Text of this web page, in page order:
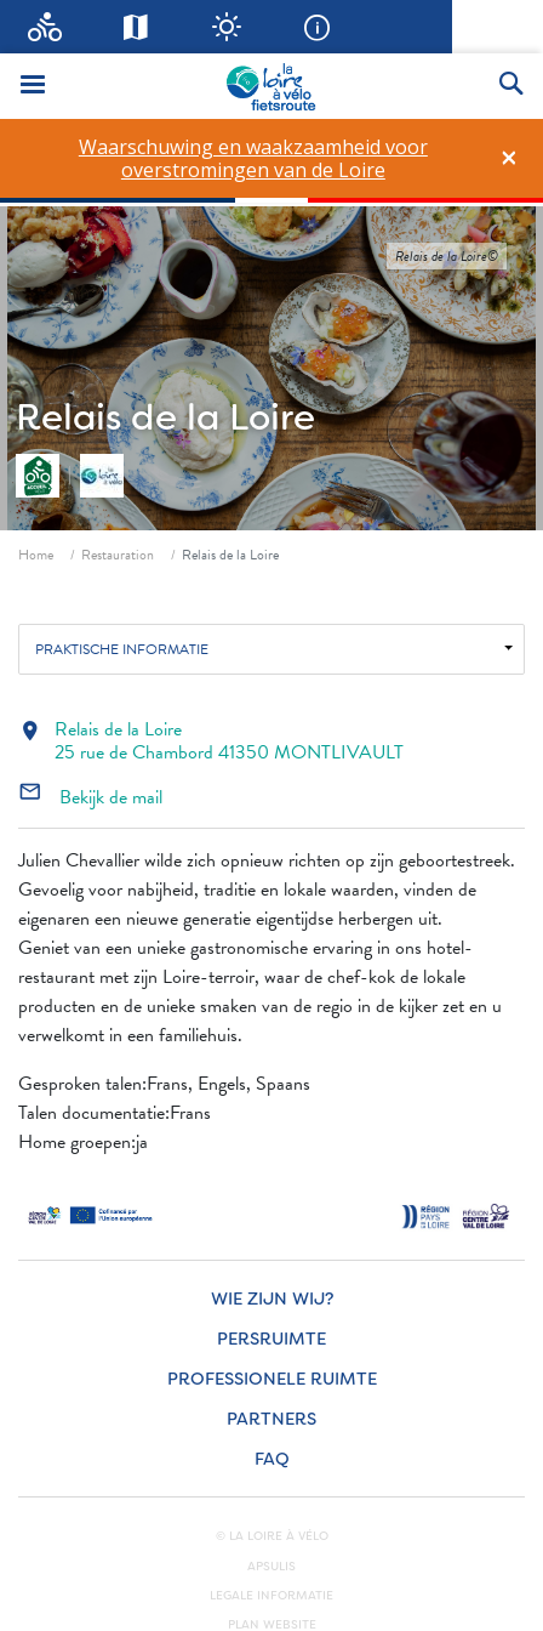
Menu
×
Waarschuwing en waakzaamheid voor
overstromingen van de Loire
Relais de la Loire
Relais de la Loire©
Fil d'ariane
Home Restauration Relais de la Loire
PRAKTISCHE INFORMATIE
Julien Chevallier wilde zich opnieuw richten op zijn geboortestreek.
Gevoelig voor nabijheid, traditie en lokale waarden, vinden de
eigenaren een nieuwe generatie eigentijdse herbergen uit.
Geniet van een unieke gastronomische ervaring in ons hotel-
restaurant met zijn Loire-terroir, waar de chef-kok de lokale
producten en de unieke smaken van de regio in de kijker zet en u
verwelkomt in een familiehuis.
Gesproken talen:Frans, Engels, Spaans
Talen documentatie:Frans
Home groepen:ja
location_on Relais de la Loire
25 rue de Chambord 41350 MONTLIVAULT
mail_outline Bekijk de mail
WIE ZIJN WIJ?
PERSRUIMTE
PROFESSIONELE RUIMTE
PARTNERS
FAQ
© LA LOIRE À VÉLO
APSULIS
LEGALE INFORMATIE
PLAN WEBSITE